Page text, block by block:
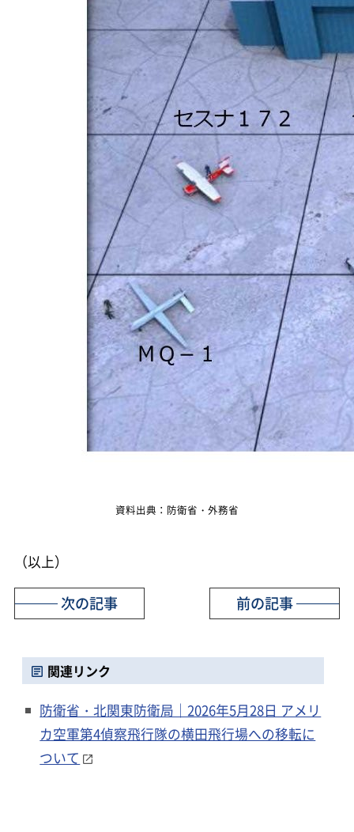
資料出典：防衛省・外務省
（以上）
前の記事
次の記事
関連リンク
防衛省・北関東防衛局｜2026年5月28日 アメリ
カ空軍第4偵察飛行隊の横田飛行場への移転に
ついて